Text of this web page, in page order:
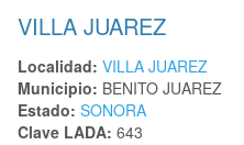
VILLA JUAREZ
Localidad: VILLA JUAREZ
Municipio: BENITO JUAREZ
Estado: SONORA
Clave LADA: 643